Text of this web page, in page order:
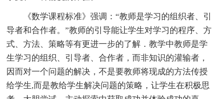
《数学课程标准》强调：“教师是学习的组织者、引
导者和合作者。”教师的引导能让学生对学习的程序、方
式、方法、策略等有更进一步的了解．教学中教师是学
生学习的组织、引导者、合作者，而非知识的灌输者，
因而对一个问题的解决，不是要教师将现成的方法传授
给学生,而是教给学生解决问题的策略，让学生在积极思